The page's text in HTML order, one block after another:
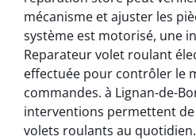
mécanisme et ajuster les
système est motorisé, une
Reparateur volet roulant
effectuée pour contrôler le
commandes. à Lignan-de-
interventions permettent
volets roulants au quotidien.